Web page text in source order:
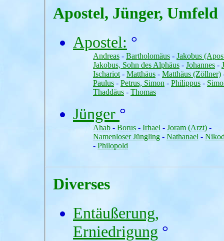
Apostel, Jünger, Umfeld
Apostel: °
Andreas - Bartholomäus - Jakobus
Jakobus, Sohn des Alphäus - Johannes -
Ischariot - Matthäus - Matthäus (Zöllner)
Paulus - Petrus, Simon - Philippus -
Thaddäus - Thomas
Jünger °
Ahab - Borus - Irhael - Joram (Arzt) -
Namenloser Jüngling - Nathanael -
- Philopold
Diverses
Entäußerung,
Erniedrigung °